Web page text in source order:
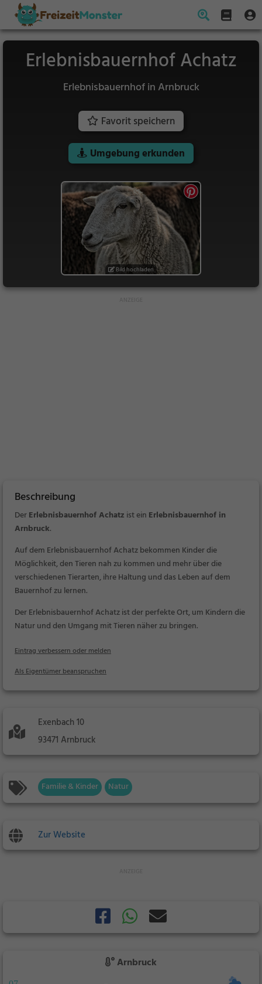
Erlebnisbauernhof Achatz
Erlebnisbauernhof in Arnbruck
Favorit speichern
Umgebung erkunden
Bild hochladen
Beschreibung
DerErlebnisbauernhof Achatz ist ein Erlebnisbauernhof in
Arnbruck.
Auf dem Erlebnisbauernhof Achatz bekommen Kinder die
Möglichkeit, den Tieren nah zu kommen und mehr über die
verschiedenen Tierarten, ihre Haltung und das Leben auf dem
Bauernhof zu lernen.
Der Erlebnisbauernhof Achatz ist der perfekte Ort, um Kindern die
Natur und den Umgang mit Tieren näher zu bringen.
Eintrag verbessern oder melden
Als Eigentümer beanspruchen
Exenbach 10
93471 Arnbruck
Familie & Kinder Natur
Zur Website
Arnbruck